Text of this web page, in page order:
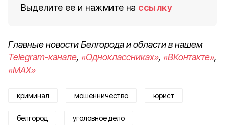
Выделите ее и нажмите на ссылку
Главные новости Белгорода и области в нашем
Telegram-канале, «Одноклассниках», «ВКонтакте»,
«MAX»
криминал мошенничество юрист
белгород уголовное дело